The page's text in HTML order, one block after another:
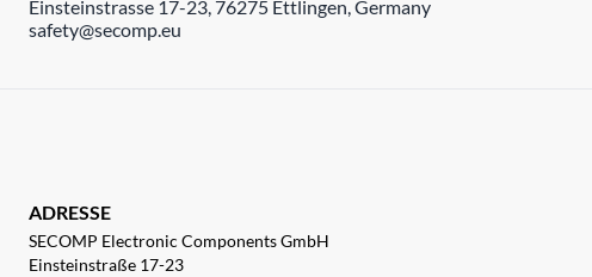
Einsteinstrasse 17-23, 76275 Ettlingen, Germany
safety@secomp.eu
ADRESSE
SECOMP Electronic Components GmbH
Einsteinstraße 17-23